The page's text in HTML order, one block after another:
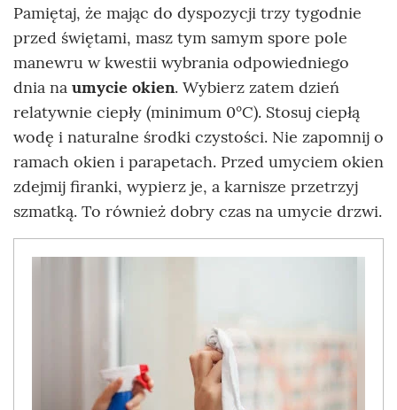
Pamiętaj, że mając do dyspozycji trzy tygodnie
przed świętami, masz tym samym spore pole
manewru w kwestii wybrania odpowiedniego
dnia na umycie okien. Wybierz zatem dzień
relatywnie ciepły (minimum 0°C). Stosuj ciepłą
wodę i naturalne środki czystości. Nie zapomnij o
ramach okien i parapetach. Przed umyciem okien
zdejmij firanki, wypierz je, a karnisze przetrzyj
szmatką. To również dobry czas na umycie drzwi.